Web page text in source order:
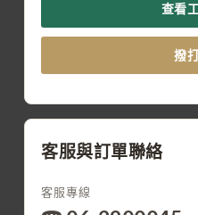
查看
撥
客服與訂單聯絡
客服專線